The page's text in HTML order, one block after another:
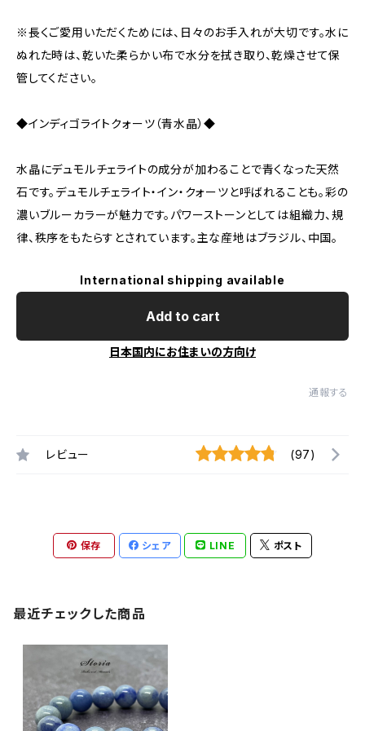
※長くご愛用いただくためには、日々のお手入れが大切です。水に
ぬれた時は、乾いた柔らかい布で水分を拭き取り、乾燥させて保
管してください。
◆インディゴライトクォーツ（青水晶）◆
水晶にデュモルチェライトの成分が加わることで青くなった天然
石です。デュモルチェライト・イン・クォーツと呼ばれることも。彩の
濃いブルーカラーが魅力です。パワーストーンとしては組織力、規
律、秩序をもたらすとされています。主な産地はブラジル、中国。
International shipping available
Add to cart
日本国内にお住まいの方向け
通報する
レビュー (97)
保存 シェア LINE ポスト
最近チェックした商品